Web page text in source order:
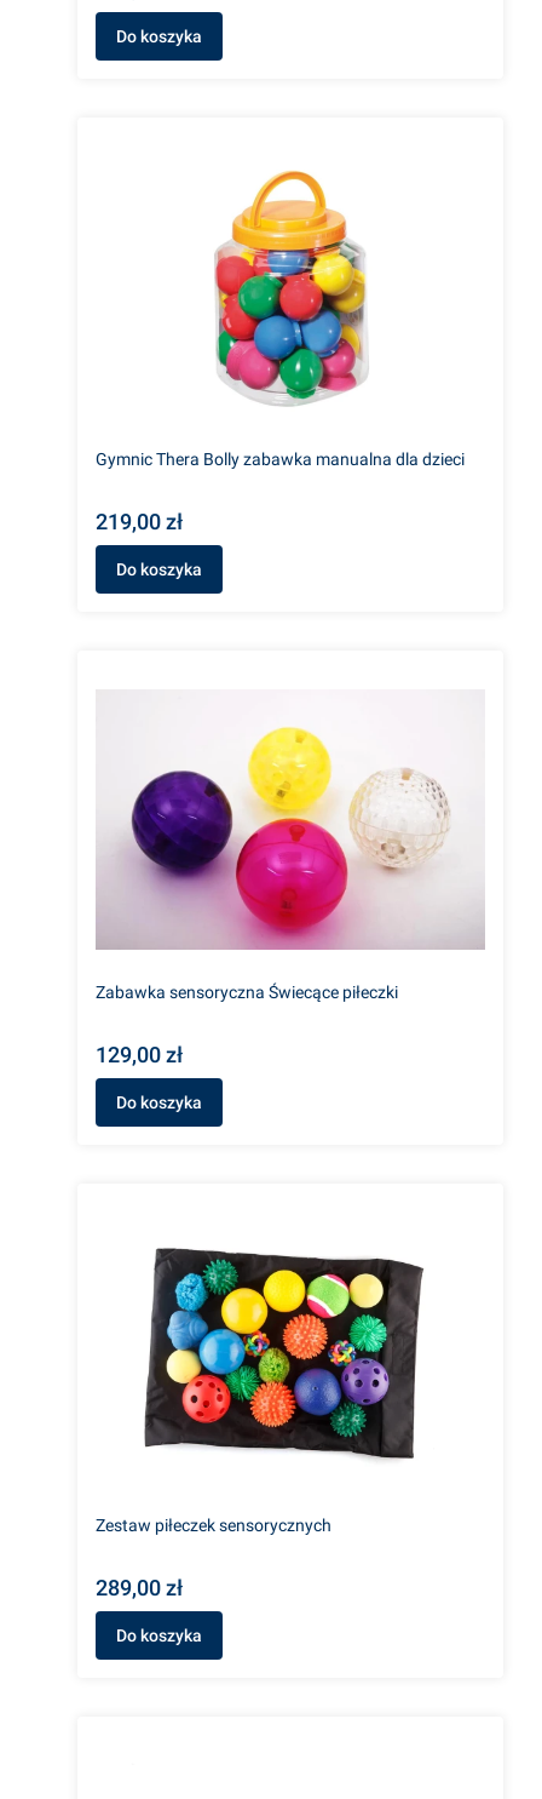
Do koszyka
Gymnic Thera Bolly zabawka manualna dla dzieci
219,00 zł
Do koszyka
Zabawka sensoryczna Świecące piłeczki
129,00 zł
Do koszyka
Zestaw piłeczek sensorycznych
289,00 zł
Do koszyka